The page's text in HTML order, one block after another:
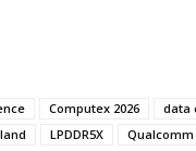
Computex 2026 data
LPDDR5X